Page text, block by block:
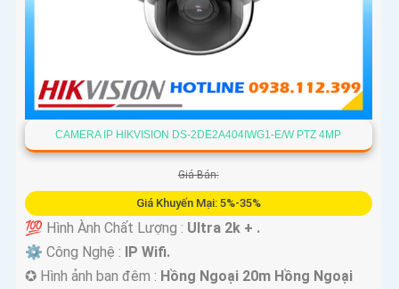
CAMERA IP HIKVISION DS-2DE2A404IWG1-E/W PTZ 4MP
Giá Bán:
Giá Khuyến Mại: 5%-35%
💯 Hình Ành Chất Lượng : Ultra 2k + .
⚙ Công Nghệ : IP Wifi.
✪ Hình ảnh ban đêm : Hồng Ngoại 20m Hồng Ngoại